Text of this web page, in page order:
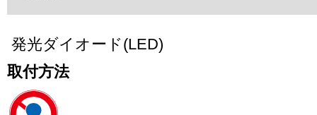
発光ダイオード(LED)
取付方法